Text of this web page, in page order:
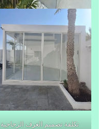
تكلفة تصميم الغرف الزجاجية